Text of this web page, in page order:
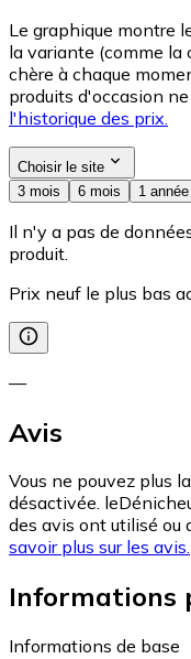
Le graphique montre
la variante (comme la
chère à chaque
produits d'occasion
l'historique des prix.
Choisir le site
3 mois
6 mois 1 année
Il n'y a pas de
produit.
Prix neuf le plus bas
—
Avis
Vous ne pouvez plus
désactivée.
des avis ont utilisé ou
savoir plus sur les avis.
Informations
Informations de base